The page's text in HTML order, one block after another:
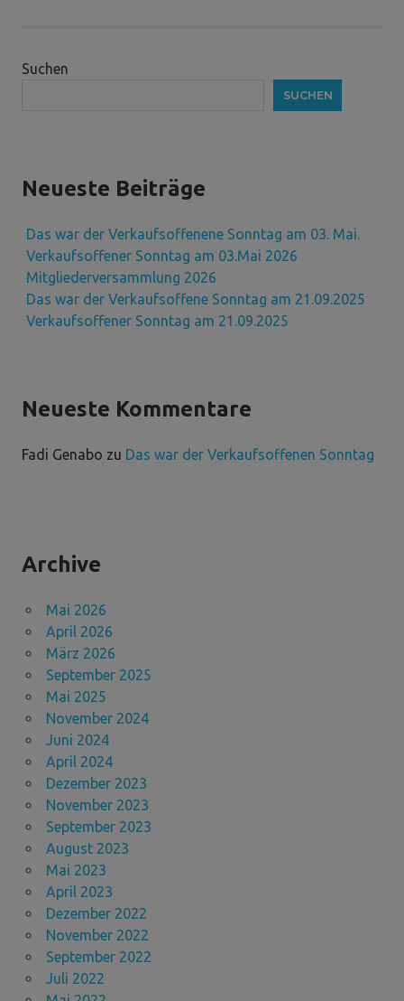
Suchen
SUCHEN
Neueste Beiträge
Das war der Verkaufsoffenene Sonntag am 03. Mai.
Verkaufsoffener Sonntag am 03.Mai 2026
Mitgliederversammlung 2026
Das war der Verkaufsoffene Sonntag am 21.09.2025
Verkaufsoffener Sonntag am 21.09.2025
Neueste Kommentare
Fadi Genabo zu Das war der Verkaufsoffenen Sonntag
Archive
Mai 2026
April 2026
März 2026
September 2025
Mai 2025
November 2024
Juni 2024
April 2024
Dezember 2023
November 2023
September 2023
August 2023
Mai 2023
April 2023
Dezember 2022
November 2022
September 2022
Juli 2022